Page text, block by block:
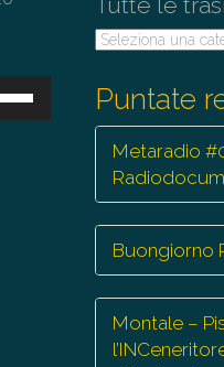
Tutte
Puntate
Metaradio
Buongiorno
Montale –